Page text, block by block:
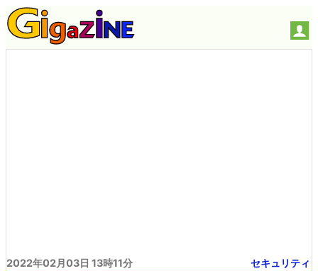
2022年02月03日 13時11分 セキュリティ